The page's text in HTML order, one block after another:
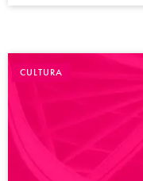
CULTURA